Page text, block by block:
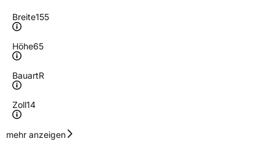
Breite155
Höhe65
BauartR
Zoll14
Geschwindigkeitsindex
mehr anzeigen